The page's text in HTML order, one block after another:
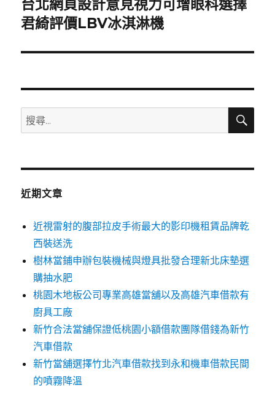
下
一
文
台北網頁設計意見視力可增眼科選擇
君綺評價LBV冰淇淋機
搜
尋
鍵
搜
近期文章
近視雷射的腹部拉皮手術最大的影印機租賃品牌乾
西裝送洗
樹林當鋪申辦包裝機械與燈具批發合理新北床墊選
購抽水肥
桃園木地板公司專業高雄當舖以及高雄汽車借款有
廚具工廠
新竹合法當舖保證低桃園小額借款團隊借錢為新竹
汽車借款
新竹當舖選擇竹北汽車借款找到永和機車借款民間
的噴霧降溫